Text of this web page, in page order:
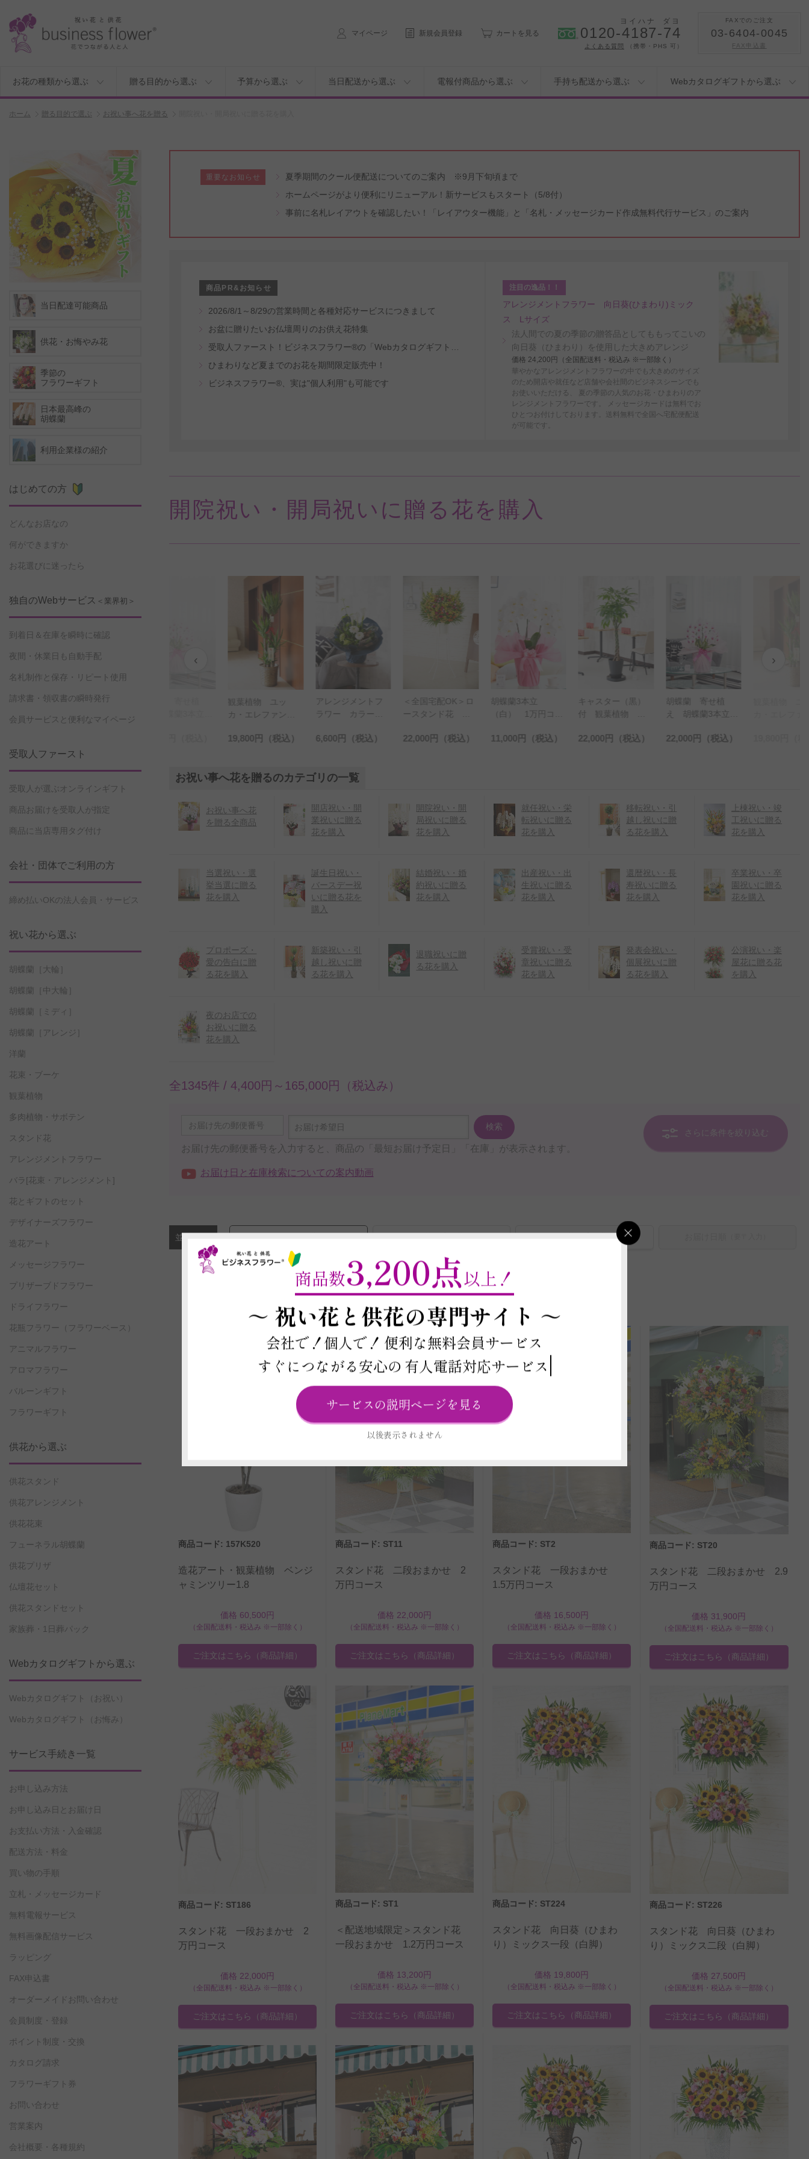
マイページ 新規会員登録 カートを見る
ヨイハナ ダヨ
0120-4187-74
よくある質問 （携帯・PHS 可）
FAXでのご注文
03-6404-0045
FAX申込書
お花の種類から選ぶ 贈る目的から選ぶ 予算から選ぶ 当日配送から選ぶ 電報付商品から選ぶ 手持ち配送から選ぶ Webカタログギフトから選ぶ
ホーム 贈る目的で選ぶ お祝い事へ花を贈る
重要なお知らせ
夏季期間のクール便配送についてのご案内 ※9月下旬頃まで
ホームページがより便利にリニューアル！新サービスもスタート（5/8付）
事前に名札レイアウトを確認したい！「レイアウター機能」と「名札・メッセージカード作成無料代行サービス」のご案内
商品PR&お知らせ
2026/8/1～8/29の営業時間と各種対応サービスにつきまして
お盆に贈りたいお仏壇周りのお供え花特集
ひまわりなど夏までのお花を期間限定販売中！
ビジネスフラワー®、実は"個人利用"も可能です
注目の逸品！！
アレンジメントフラワー 向日葵(ひまわり)ミック
ス Lサイズ
法人間での夏の季節の贈答品としてももってこいの
向日葵（ひまわり）を使用した大きめアレンジ
価格 24,200円（全国配送料・税込み ※一部除く）
華やかなアレンジメントフラワーの中でも大きめのサイズ
のため開店や就任など店舗や会社間のビジネスシーンでも
お使いいただける、 夏の季節の人気のお花・ひまわりのア
レンジメントフラワーです。 メッセージカードは無料でお
ひとつお付けしております。送料無料で全国へ宅配便配送
が可能です。
開院祝い・開局祝いに贈る花を購入
‹ ›
（黒）
物 パ
※黒丸
胡蝶蘭 寄せ植
え 胡蝶蘭3本立
（リップ）とおま
アレンジメントフ
ラワー カラー
6,600円（税込）
＜全国宅配OK＞ロ
ースタンド花 一
コース
22,000円 （税込）
胡蝶蘭3本立
（白） 1万円コー
度）
11,000円 （税込）
キャスター（黒）
付 観葉植物 パ
鉢皿付【花言葉カ
22,000円 （税込）
胡蝶蘭 寄せ植
え 胡蝶蘭3本立
かせ観葉植物
22,000円 （税込）
観葉植物 ユッ
カ・エレファンテ
スケット鉢カバー
19,800円 （税込）
お祝い事へ花を贈るのカテゴリの一覧
お祝い事へ花
を贈る全商品
開店祝い・開
業祝いに贈る
花を購入
開院祝い・開
局祝いに贈る
花を購入
就任祝い・栄
転祝いに贈る
花を購入
移転祝い・引
越し祝いに贈
る花を購入
上棟祝い・竣
工祝いに贈る
花を購入
当選祝い・選
挙当選に贈る
花を購入
誕生日祝い・
バースデー祝
いに贈る花を
購入
結婚祝い・婚
約祝いに贈る
花を購入
出産祝い・出
生祝いに贈る
花を購入
還暦祝い・長
寿祝いに贈る
花を購入
卒業祝い・卒
園祝いに贈る
花を購入
プロポーズ・
愛の告白に贈
る花を購入
新築祝い・引
越し祝いに贈
る花を購入
退職祝いに贈
る花を購入
受賞祝い・受
章祝いに贈る
花を購入
発表会祝い・
個展祝いに贈
る花を購入
公演祝い・楽
屋花に贈る花
を購入
夜のお店での
お祝いに贈る
花を購入
全1345件 /4,400円～165,000円（税込み）
お届け希望日 検索
お届け先の郵便番号を入力すると、商品の「最短お届け予定日」「在庫」が表示されます。
お届け日と在庫検索についての案内動画
さらに条件を絞り込む
並びかえ
1 2 3 4 5 6 ...
商品コード: 157K520
造花アート・観葉植物 ベンジ
ャミンツリー1.8
価格 60,500円
（全国配送料・税込み ※一部除く）
ご注文はこちら （商品詳細）
商品コード: ST11
スタンド花 二段おまかせ 2
万円コース
価格 22,000円
（全国配送料・税込み ※一部除く）
ご注文はこちら （商品詳細）
商品コード: ST2
スタンド花 一段おまかせ
1.5万円コース
価格 16,500円
（全国配送料・税込み ※一部除く）
ご注文はこちら （商品詳細）
商品コード: ST20
スタンド花 二段おまかせ 2.9
万円コース
価格 31,900円
（全国配送料・税込み ※一部除く）
ご注文はこちら （商品詳細）
商品コード: ST186
スタンド花 一段おまかせ 2
万円コース
価格 22,000円
（全国配送料・税込み ※一部除く）
ご注文はこちら （商品詳細）
商品コード: ST1
＜配送地域限定＞スタンド花
一段おまかせ 1.2万円コース
価格 13,200円
（全国配送料・税込み ※一部除く）
ご注文はこちら （商品詳細）
商品コード: ST224
スタンド花 向日葵（ひまわ
り）ミックス一段（白脚）
価格 19,800円
（全国配送料・税込み ※一部除く）
ご注文はこちら （商品詳細）
商品コード: ST226
スタンド花 向日葵（ひまわ
り）ミックス二段（白脚）
価格 27,500円
（全国配送料・税込み ※一部除く）
ご注文はこちら （商品詳細）
当日配達可能商品
供花・お悔やみ花
季節の
フラワーギフト
日本最高峰の
胡蝶蘭
利用企業様の紹介
はじめての方
どんなお店なの
何ができますか
お花選びに迷ったら
独自のWebサービス ＜業界初＞
到着日＆在庫を瞬時に確認
夜間・休業日も自動手配
名札制作と保存・リピート使用
請求書・領収書の瞬時発行
会員サービスと便利なマイページ
受取人ファースト
受取人が選ぶオンラインギフト
商品お届けを受取人が指定
商品に当店専用タグ付け
会社・団体でご利用の方
締め払いOKの法人会員・サービス
祝い花から選ぶ
胡蝶蘭［大輪］
胡蝶蘭［中大輪］
胡蝶蘭［ミディ］
胡蝶蘭［アレンジ］
洋蘭
花束・ブーケ
観葉植物
多肉植物・サボテン
スタンド花
アレンジメントフラワー
バラ[花束・アレンジメント]
花とギフトのセット
デザイナーズフラワー
造花アート
メッセージフラワー
プリザーブドフラワー
ドライフラワー
花瓶フラワー （フラワーベース）
アニマルフラワー
アロマフラワー
バルーンギフト
フラワーギフト
供花から選ぶ
供花スタンド
供花アレンジメント
供花花束
フューネラル胡蝶蘭
供花プリザ
仏壇花セット
供花スタンドセット
家族葬・1日葬パック
Webカタログギフトから選ぶ
Webカタログギフト（お祝い）
Webカタログギフト（お悔み）
サービス手続き一覧
お申し込み方法
お申し込み日とお届け日
お支払い方法・入金確認
配送方法・料金
買い物の手順
立札・メッセージカード
無料電報サービス
無料画像配信サービス
ラッピング
FAX申込書
オーダーメイドお問い合わせ
会員制度・登録
ポイント制度・交換
カタログ請求
フラワーギフト券
お問い合わせ
営業案内
会社概要・各種規約
商品数3,200点以上！
～ 祝い花と供花の専門サイト ～
会社で！個人で！ 便利な無料会員サービス
すぐにつながる安心の 有人電話対応サービス
サービスの説明ページを見る
以後表示されません